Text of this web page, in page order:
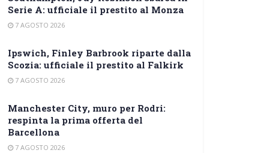
Serie A: ufficiale il prestito al Monza
7 AGOSTO 2026
Ipswich, Finley Barbrook riparte dalla
Scozia: ufficiale il prestito al Falkirk
7 AGOSTO 2026
Manchester City, muro per Rodri:
respinta la prima offerta del
Barcellona
7 AGOSTO 2026